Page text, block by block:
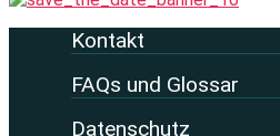
Kontakt
FAQs und Glossar
Datenschutz